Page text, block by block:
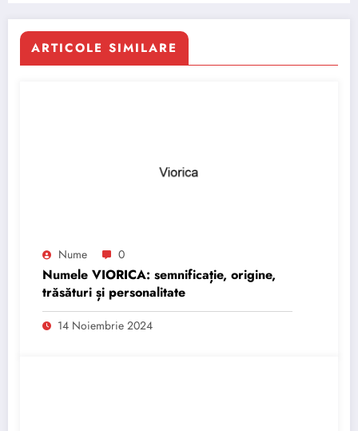
ARTICOLE SIMILARE
Nume 0
Numele VIORICA: semnificație, origine,
trăsături și personalitate
14 Noiembrie 2024